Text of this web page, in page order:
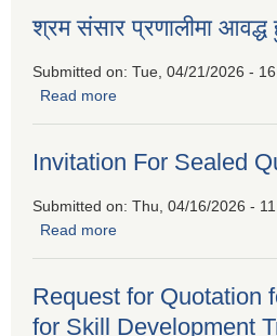
श्रम संसार प्रणालीमा
Submitted on: Tue, 04/21/2026 -
Read more
Invitation For Sealed
Submitted on: Thu, 04/16/2026 -
Read more
Request for Quotation
for Skill Development